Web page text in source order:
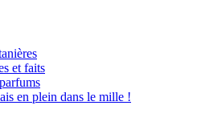
et faits
en plein dans le mille !